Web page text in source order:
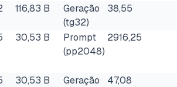
116,83 B
Geração
(tg32)
38,55
30,53 B
Prompt
(pp2048)
2916,25
30,53 B
Geração
47,08